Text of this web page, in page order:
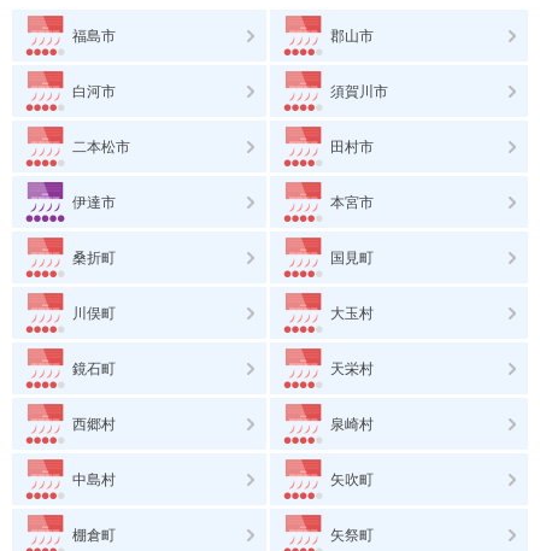
福島市 郡山市
白河市 須賀川市
二本松市 田村市
伊達市 本宮市
桑折町 国見町
川俣町 大玉村
鏡石町 天栄村
西郷村 泉崎村
中島村 矢吹町
棚倉町 矢祭町